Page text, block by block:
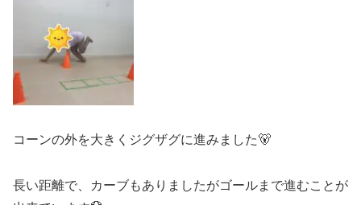
コーンの外を大きくジグザグに進みました🐻
長い距離で、カーブもありましたがゴールまで進むことが